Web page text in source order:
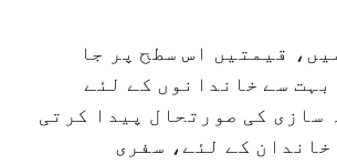
قیمتیں اس سطح پر جا
بہت سے خاندانوں کے لئے
سازی کی صورتحال پیدا کرتی
خاندان کے لئے، سفری